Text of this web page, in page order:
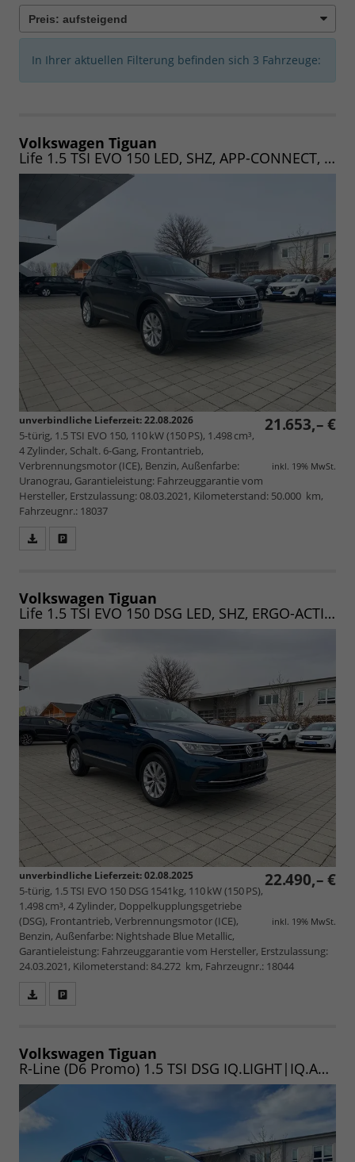
In Ihrer aktuellen Filterung befinden sich 3 Fahrzeuge:
Volkswagen Tiguan
Life 1.5 TSI EVO 150 LED, SHZ, APP-CONNECT, CAM, AHK, UVM (Vorlauf 22.08.2026)
21.653,– €
inkl. 19% MwSt.
unverbindliche Lieferzeit:22.08.2026
5-türig, 1.5 TSI EVO 150, 110 kW (150 PS), 1.498 cm³,
4 Zylinder, Schalt. 6-Gang, Frontantrieb,
Verbrennungsmotor (ICE), Benzin, Außenfarbe:
Uranograu, Garantieleistung: Fahrzeuggarantie vom
Hersteller, Erstzulassung: 08.03.2021, Kilometerstand: 50.000 km,
Fahrzeugnr.: 18037
speichern/drucken
Volkswagen Tiguan
Life 1.5 TSI EVO 150 DSG LED, SHZ, ERGO-ACTIV, APP-CONNECT, CAM, UVM (Vorlauf 02.08.2025)
22.490,– €
inkl. 19% MwSt.
unverbindliche Lieferzeit:02.08.2025
5-türig, 1.5 TSI EVO 150 DSG 1541kg, 110 kW (150 PS),
1.498 cm³, 4 Zylinder, Doppelkupplungsgetriebe
(DSG), Frontantrieb, Verbrennungsmotor (ICE),
Benzin, Außenfarbe: Nightshade Blue Metallic,
Garantieleistung: Fahrzeuggarantie vom Hersteller, Erstzulassung:
24.03.2021, Kilometerstand: 84.272 km, Fahrzeugnr.: 18044
speichern/drucken
Volkswagen Tiguan
R-Line (D6 Promo) 1.5 TSI DSG IQ.LIGHT|IQ.AS|NAV|SOUND|EASY|UVM. (Vorlauf 14.07.2026)